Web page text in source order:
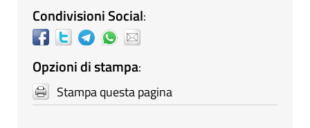
Condivisioni Social:
Opzioni di stampa:
Stampa questa pagina